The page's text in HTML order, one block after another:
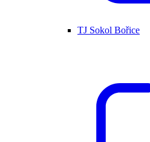
TJ Sokol Bořice